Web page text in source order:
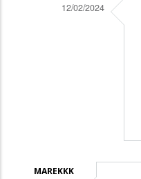
12/02/2024
wygra
MAREKKK